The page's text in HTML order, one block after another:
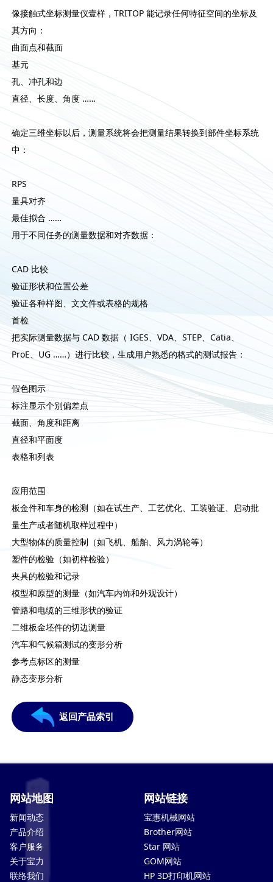
像接触式坐标测量仪壹样，TRITOP 能记录任何特征空间的坐标及
其方向：
曲面点和截面
基元
孔、冲孔和边
直径、长度、角度 ……
确定三维坐标以后，测量系统将会把测量结果转换到部件坐标系统
中：
RPS
量具对齐
最佳拟合 ……
用于不同任务的测量数据和对齐数据：
CAD 比较
验证形状和位置公差
验证各种样图、文文件或表格的规格
首检
把实际测量数据与 CAD 数据（ IGES、VDA、STEP、Catia、
ProE、UG ……）进行比较，生成用户熟悉的格式的测试报告：
假色图示
标注显示个别偏差点
截面、角度和距离
直径和平面度
表格和列表
应用范围
板金件和车身的检测（如在试生产、工艺优化、工装验证、启动批
量生产或者随机取样过程中）
大型物体的质量控制（如飞机、船舶、风力涡轮等）
塑件的检验（如初样检验）
夹具的检验和记录
模型和原型的测量（如汽车内饰和外观设计）
管路和电缆的三维形状的验证
二维板金坯件的切边测量
汽车和气候箱测试的变形分析
参考点标区的测量
静态变形分析
返回产品索引
网站地图
新闻动态
产品介绍
客户服务
关于宝力
联络我们
网站链接
宝惠机械网站
Brother网站
Star 网站
GOM网站
HP 3D打印机网站